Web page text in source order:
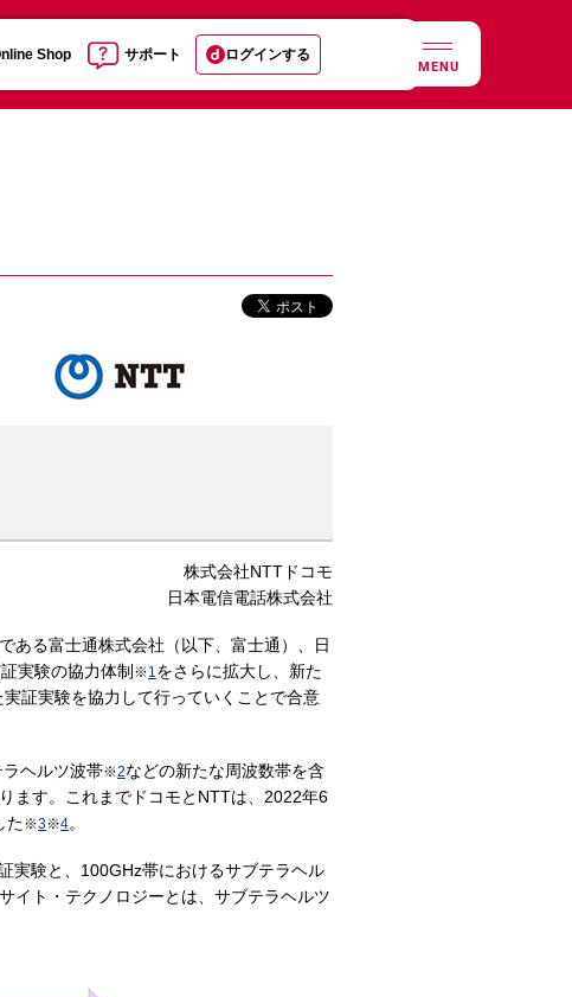
Shop サポート ログインする
MENU
株式会社NTTドコモ
日本電信電話株式会社
ある富士通株式会社（以下、富士通）、日
実験の協力体制 ※1をさらに拡大し、新た
証実験を協力して行っていくことで合意
ヘルツ波帯※2などの新たな周波数帯を含
ます。これまでドコモとNTTは、2022年6
た※3※4。
実験と、100GHz帯におけるサブテラヘル
イト・テクノロジーとは、サブテラヘルツ